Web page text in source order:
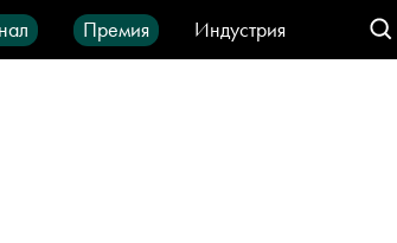
Премия
Индустрия
IT-продукты